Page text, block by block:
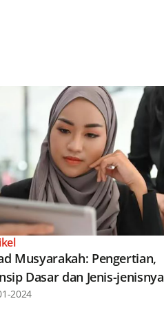
Musyarakah: Pengertian,
Dasar dan Jenis-jenisnya
2024